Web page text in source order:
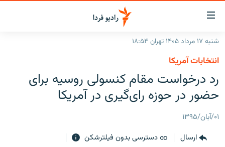
لینک‌های
قابلیت
دسترسی
بازگشت
منوی
اصلی
رفتن
به
صفحه
صفحه اصلی
جهان
برنامه‌های رادیویی
پادکست
چندرسانه‌ای
شنبه ۱۷ مرداد ۱۴۰۵ تهران ۱۸:۵۴
انتخابات آمریکا
رد درخواست مقام کنسولی روسیه برای
حضور در حوزه رای‌گیری در آمریکا
۰۱/آبان/۱۳۹۵
ارسال
دسترسی بدون فیلترشکن